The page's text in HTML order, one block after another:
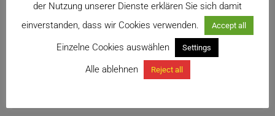
der Nutzung unserer Dienste erklären Sie sich damit
einverstanden, dass wir Cookies verwenden.
Accept all
Einzelne Cookies auswählen Settings
Alle ablehnen Reject all